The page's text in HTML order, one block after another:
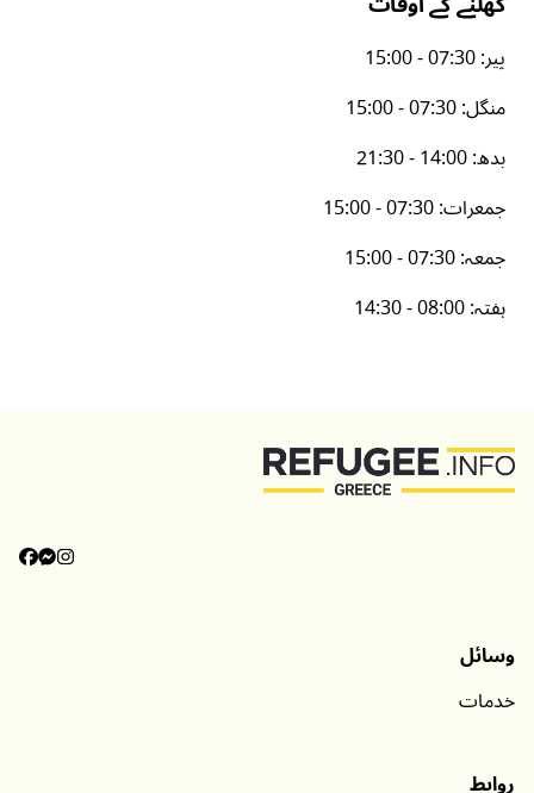
پیر:
15:00 - 07:30
منگل:
15:00 - 07:30
بدھ:
21:30 - 14:00
جمعرات:
15:00 - 07:30
جمعہ:
15:00 - 07:30
ہفتہ:
14:30 - 08:00
وسائل
خدمات